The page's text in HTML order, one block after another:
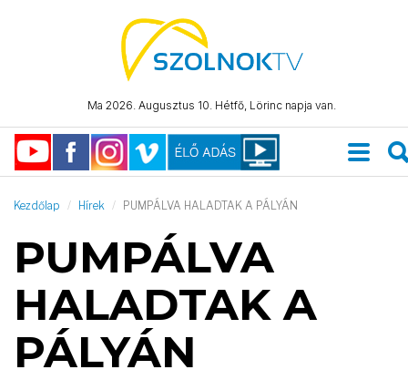
Ma 2026. Augusztus 10. Hétfő, Lörinc napja van.
Kezdőlap Hírek PUMPÁLVA HALADTAK A PÁLYÁN
PUMPÁLVA
HALADTAK A
PÁLYÁN